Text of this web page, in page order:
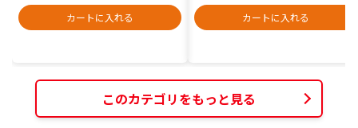
カートに入れる
カートに入れる
このカテゴリをもっと見る